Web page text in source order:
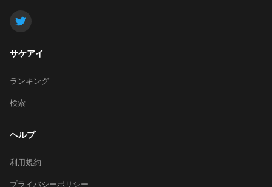
サケアイ
ランキング
検索
ヘルプ
利用規約
プライバシーポリシー